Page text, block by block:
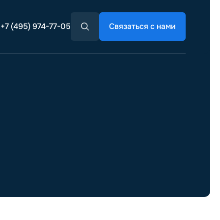
+7 (495) 974-77-05 Связаться с нами